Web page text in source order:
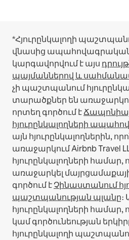
*Հյուրընկալողի
վնասից ապահովագրական
կարգավորվում է այս
պայմաններով և
չի պաշտպանում
տարածքներ են
որտեղ գործում է
հյուրընկալողների
այն հյուրընկալողներին,
առաջարկում Airbnb Travel
հյուրընկալողների համար,
առաջարկել
գործում էՉինաստանում
պաշտպանության պլանը։
հյուրընկալողների համար,
կամ գործունեության
հյուրընկալողի